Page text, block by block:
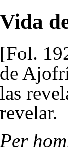
Vida
[Fol.
de
las
revelar.
Per